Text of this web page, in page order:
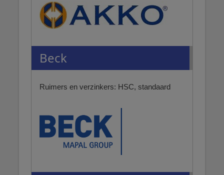
Beck
Ruimers en verzinkers: HSC, standaard